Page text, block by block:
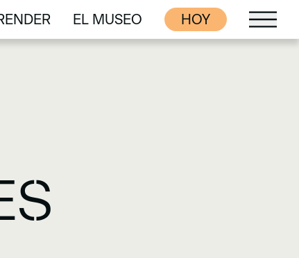
EL MUSEO
EL MUSEO
HOY